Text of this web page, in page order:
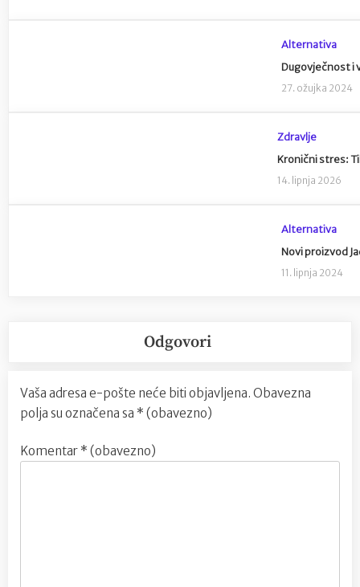
Alternativa
Dugovječnost i
27. ožujka 2024
Zdravlje
Kronični stres:
14. lipnja 2026
Alternativa
Novi proizvod
11. lipnja 2024
Odgovori
Vaša adresa e-pošte neće biti objavljena. Obavezna
polja su označena sa * (obavezno)
Komentar * (obavezno)